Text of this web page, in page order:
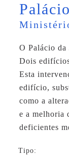
O Palácio
Dois
Esta
edifício,
como a
e a melhoria
deficientes
Tipo: